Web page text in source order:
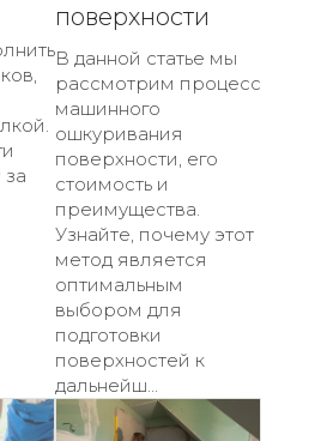
за
поверхности
В данной статье мы
рассмотрим процесс
машинного
ошкуривания
поверхности, его
стоимость и
преимущества.
Узнайте, почему этот
метод является
оптимальным
выбором для
подготовки
поверхностей к
дальнейш...